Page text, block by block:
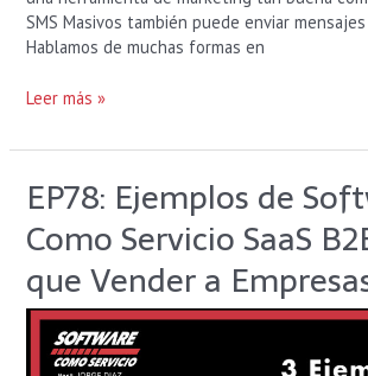
SMS Masivos también puede enviar
Hablamos de muchas formas en
Leer más »
EP78: Ejemplos de
Como Servicio SaaS
que Vender a
EP78:
Ejemplos
de
Como
Servicio
SaaS
B2B